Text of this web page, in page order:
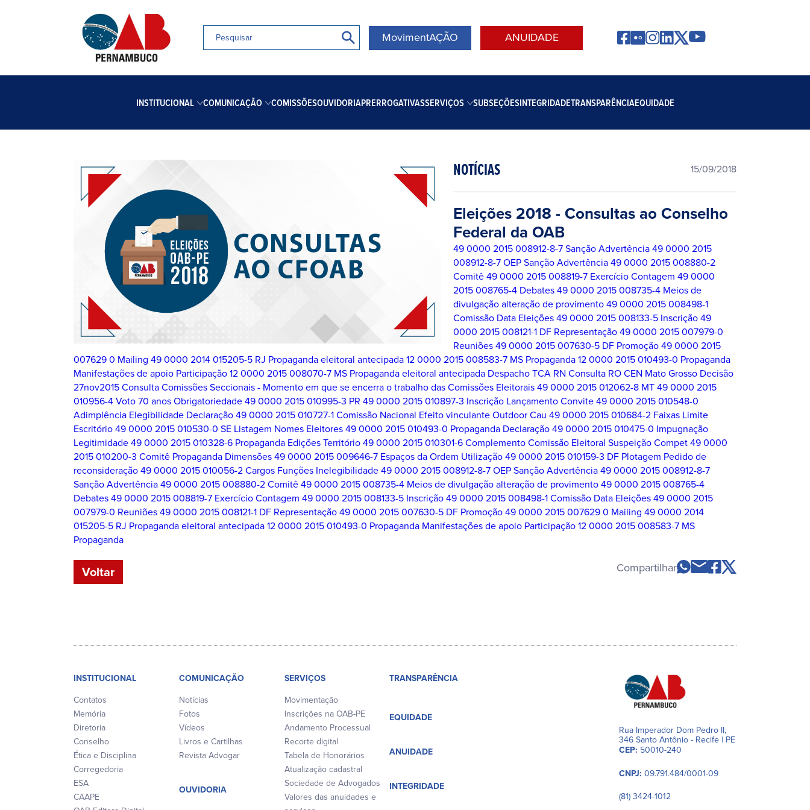
MovimentAÇÃO ANUIDADE
INSTITUCIONAL COMUNICAÇÃO COMISSÕESOUVIDORIAPRERROGATIVASSERVIÇOS SUBSEÇÕESINTEGRIDADETRANSPARÊNCIAEQUIDADE
NOTÍCIAS 15/09/2018
Eleições 2018 - Consultas ao Conselho
Federal da OAB
49 0000 2015 008912-8-7 Sanção Advertência49 0000 2015
008912-8-7 OEP Sanção Advertência49 0000 2015 008880-2
Comitê49 0000 2015 008819-7 Exercício Contagem 49 0000
2015 008765-4 Debates49 0000 2015 008735-4 Meios de
divulgação alteração de provimento49 0000 2015 008498-1
Comissão Data Eleições49 0000 2015 008133-5 Inscrição49
0000 2015 008121-1 DF Representação49 0000 2015 007979-0
Reuniões49 0000 2015 007630-5 DF Promoção49 0000 2015
007629 0 Mailing 49 0000 2014 015205-5 RJ Propaganda eleitoral antecipada12 0000 2015 008583-7 MS Propaganda12 0000 2015 010493-0 Propaganda
Manifestações de apoio Participação12 0000 2015 008070-7 MS Propaganda eleitoral antecipada Despacho TCA RN Consulta ROCEN Mato Grosso Decisão
27nov2015Consulta Comissões Seccionais - Momento em que se encerra o trabalho das Comissões Eleitorais49 0000 2015 012062-8 MT49 0000 2015
010956-4 Voto 70 anos Obrigatoriedade49 0000 2015 010995-3 PR 49 0000 2015 010897-3 Inscrição Lançamento Convite49 0000 2015 010548-0
Adimplência Elegibilidade Declaração49 0000 2015 010727-1 Comissão Nacional Efeito vinculante Outdoor Cau 49 0000 2015 010684-2 Faixas Limite
Escritório49 0000 2015 010530-0 SE Listagem Nomes Eleitores49 0000 2015 010493-0 Propaganda Declaração49 0000 2015 010475-0 Impugnação
Legitimidade49 0000 2015 010328-6 Propaganda Edições Território49 0000 2015 010301-6 Complemento Comissão Eleitoral Suspeição Compet49 0000
2015 010200-3 Comitê Propaganda Dimensões49 0000 2015 009646-7 Espaços da Ordem Utilização49 0000 2015 010159-3 DF Plotagem Pedido de
reconsideração49 0000 2015 010056-2 Cargos Funções Inelegibilidade49 0000 2015 008912-8-7 OEP Sanção Advertência49 0000 2015 008912-8-7
Sanção Advertência49 0000 2015 008880-2 Comitê49 0000 2015 008735-4 Meios de divulgação alteração de provimento49 0000 2015 008765-4
Debates49 0000 2015 008819-7 Exercício Contagem 49 0000 2015 008133-5 Inscrição49 0000 2015 008498-1 Comissão Data Eleições49 0000 2015
007979-0 Reuniões49 0000 2015 008121-1 DF Representação49 0000 2015 007630-5 DF Promoção49 0000 2015 007629 0 Mailing 49 0000 2014
015205-5 RJ Propaganda eleitoral antecipada12 0000 2015 010493-0 Propaganda Manifestações de apoio Participação12 0000 2015 008583-7 MS
Propaganda
Voltar Compartilhar
INSTITUCIONAL
Contatos
Memória
Diretoria
Conselho
Ética e Disciplina
Corregedoria
ESA
CAAPE
COMUNICAÇÃO
Notícias
Fotos
Vídeos
Livros e Cartilhas
Revista Advogar
OUVIDORIA
SERVIÇOS
Movimentação
Inscrições na OAB-PE
Andamento Processual
Recorte digital
Tabela de Honorários
Atualização cadastral
Sociedade de Advogados
Valores das anuidades e
TRANSPARÊNCIA
EQUIDADE
ANUIDADE
INTEGRIDADE
Rua Imperador Dom Pedro II,
346 Santo Antônio - Recife | PE
CEP: 50010-240
CNPJ: 09.791.484/0001-09
(81) 3424-1012